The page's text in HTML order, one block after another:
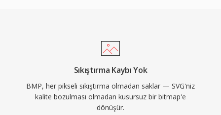
Sıkıştırma Kaybı Yok
BMP, her pikseli sıkıştırma olmadan saklar — SVG'niz
kalite bozulması olmadan kusursuz bir bitmap'e
dönüşür.